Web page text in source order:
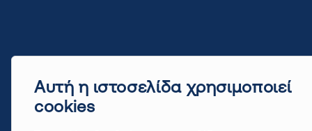
Αυτή η ιστοσελίδα χρησιμοποιεί
cookies